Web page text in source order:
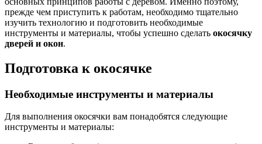
прежде чем приступить к работам, необходимо тщательно
изучить технологию и подготовить необходимые
инструменты и материалы, чтобы успешно сделать окосячку
дверей и окон.
Подготовка к окосячке
Необходимые инструменты и материалы
Для выполнения окосячки вам понадобятся следующие
инструменты и материалы: